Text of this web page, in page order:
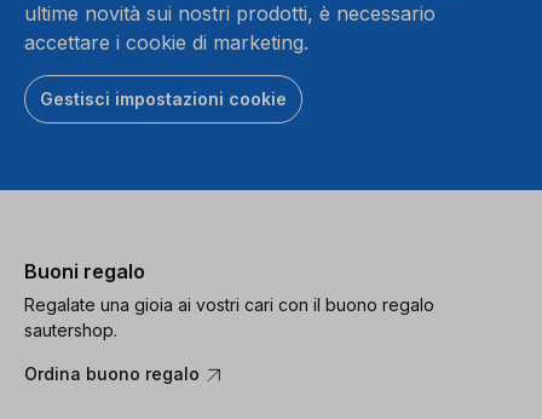
ultime novità sui nostri prodotti, è necessario
accettare i cookie di marketing.
Gestisci impostazioni cookie
Buoni regalo
Regalate una gioia ai vostri cari con il buono regalo
sautershop.
Ordina buono regalo